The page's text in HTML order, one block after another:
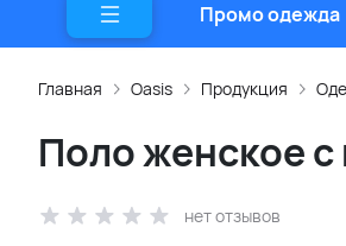
Промо одежда
Главная Oasis Продукция
Поло женское
нет отзывов